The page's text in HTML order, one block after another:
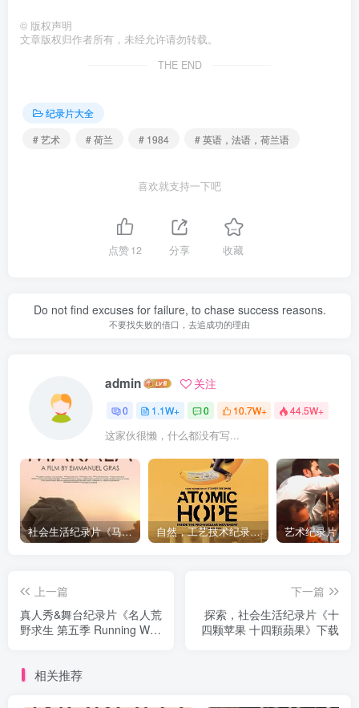
© 版权声明
文章版权归作者所有，未经允许请勿转载。
THE END
纪录片大全
# 艺术
# 荷兰 # 1984 # 英语，法语，荷兰语
喜欢就支持一下吧
点赞12 分享 收藏
Do not find excuses for failure, to chase success reasons.
不要找失败的借口，去追成功的理由
admin 关注
0 1.1W+ 0 10.7W+ 44.5W+
这家伙很懒，什么都没有写...
社会生活纪录片《马加拉 Makala》下载 自然，工艺技术纪录片《原子能的希望 Atomic Hope – Inside the Pro-Nuclear Movement》下载
上一篇
真人秀&舞台纪录片《名人荒
野求生 第五季 Running Wild
下一篇
探索，社会生活纪录片《十
四颗苹果 十四顆蘋果》下载
相关推荐